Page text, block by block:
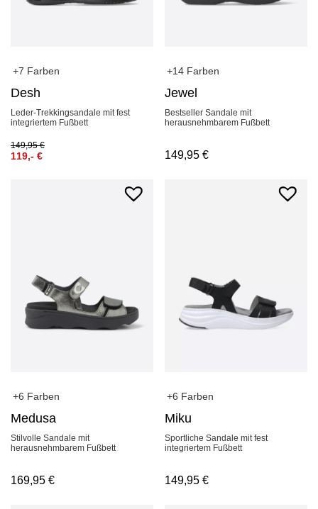
+7 Farben
Desh
Leder-Trekkingsandale mit fest
integriertem Fußbett
149,95€
119,- €
+14 Farben
Jewel
Bestseller Sandale mit
herausnehmbarem Fußbett
149,95€
+6 Farben
Medusa
Stilvolle Sandale mit
herausnehmbarem Fußbett
169,95 €
+6 Farben
Miku
Sportliche Sandale mit fest
integriertem Fußbett
149,95€